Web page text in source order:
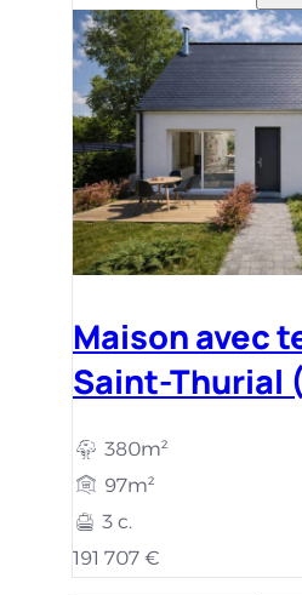
Maison avec
Saint-Thurial
380m²
97m²
3 c.
191 707 €